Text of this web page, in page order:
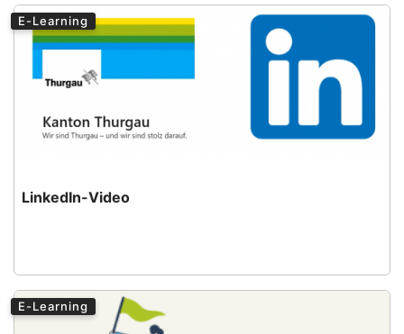
E-Learning
LinkedIn-Video
E-Learning